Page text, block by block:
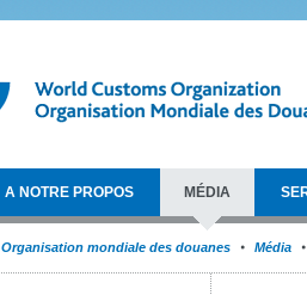
A NOTRE PROPOS MÉDIA
Organisation mondiale des douanes Média